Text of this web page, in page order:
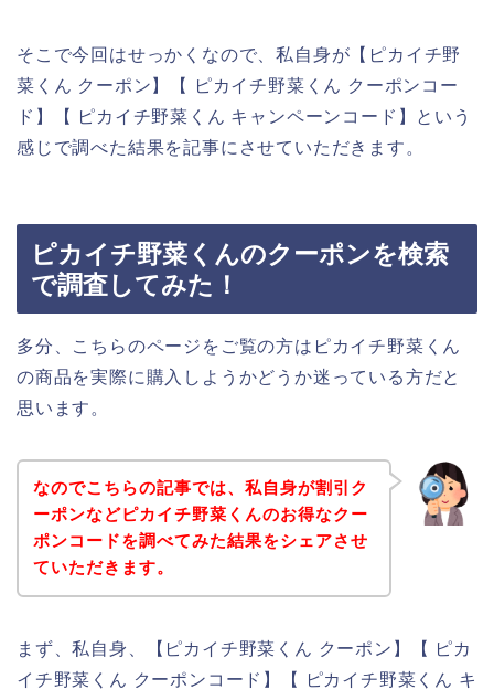
そこで今回はせっかくなので、私自身が【ピカイチ野
菜くん クーポン】【 ピカイチ野菜くん クーポンコー
ド】【 ピカイチ野菜くん キャンペーンコード】という
感じで調べた結果を記事にさせていただきます。
ピカイチ野菜くんのクーポンを検索
で調査してみた！
多分、こちらのページをご覧の方はピカイチ野菜くん
の商品を実際に購入しようかどうか迷っている方だと
思います。
なのでこちらの記事では、私自身が割引ク
ーポンなどピカイチ野菜くんのお得なクー
ポンコードを調べてみた結果をシェアさせ
ていただきます。
まず、私自身、【ピカイチ野菜くん クーポン】【 ピカ
イチ野菜くん クーポンコード】【 ピカイチ野菜くん キ